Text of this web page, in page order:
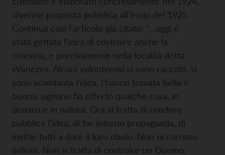
divenne proposta pubblica all’inizio del 1925.
Continua così l’articolo già citato: “…oggi è
stata gettata l’idea di costruire anche la
chiesina, e precisamente nella località detta
«Vaneze». Alcuni volonterosi si sono raccolti, si
sono scambiata l’idea, l’hanno trovata bella e
buona, ognuno ha offerto qualche cosa, in
denaro e in natura. Ora si tratta di rendere
pubblica l’idea, di far intorno propaganda, di
invitar tutti a dare il loro obolo. Non occorrono
milioni. Non si tratta di costruire un Duomo;